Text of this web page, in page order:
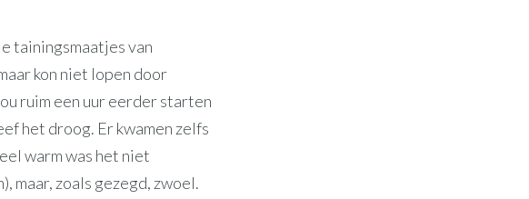
tainingsmaatjes van
kon niet lopen door
ruim een uur eerder starten
het droog. Er kwamen zelfs
warm was het niet
maar, zoals gezegd, zwoel.